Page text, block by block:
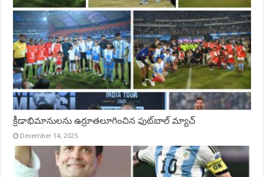
క్రీడాభిమానులను ఉర్రూతలూగించిన ఫుట్‌బాల్ మ్యాచ్‌
December 14, 2025